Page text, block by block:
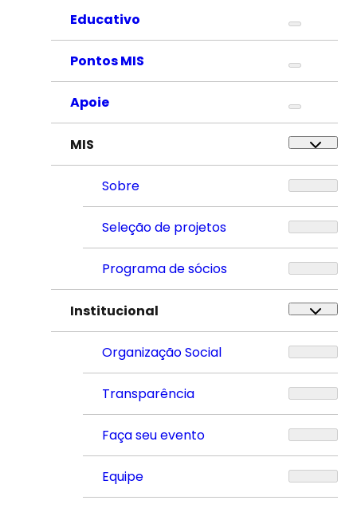
Educativo
Pontos MIS
Apoie
MIS
Sobre
Seleção de projetos
Programa de sócios
Institucional
Organização Social
Transparência
Faça seu evento
Equipe